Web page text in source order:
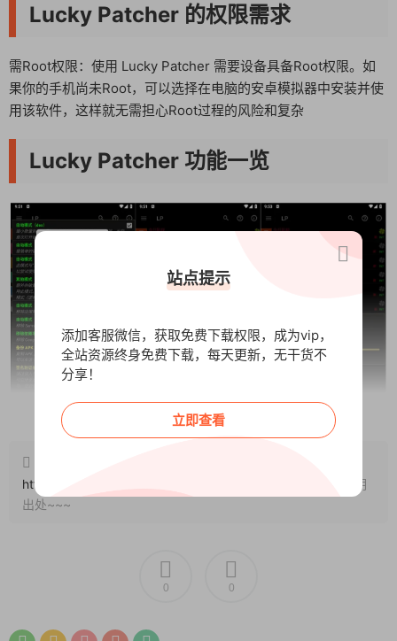
Lucky Patcher 的权限需求
需Root权限：使用 Lucky Patcher 需要设备具备Root权限。如
果你的手机尚未Root，可以选择在电脑的安卓模拟器中安装并使
用该软件，这样就无需担心Root过程的风险和复杂
Lucky Patcher 功能一览
应用程序广告移除：Lucky Patcher 可以移除应用程序中的广
复、响应代码验证修复及响应代码替换，让你灵活选择最合适的
序，解锁高级功能，甚至删除验证许可，轻松获得应用中的付费
阅读全文
http://www.wangxunke.cn/rjzq/gjrj/10182.html
，转载请注明
出处~~~
0 0
站点提示
添加客服微信，获取免费下载权限，成为vip，
全站资源终身免费下载，每天更新，无干货不
分享！
立即查看